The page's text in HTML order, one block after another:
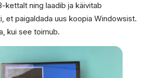
kettalt ning laadib ja käivitab
et paigaldada uus koopia Windowsist.
kui see toimub.